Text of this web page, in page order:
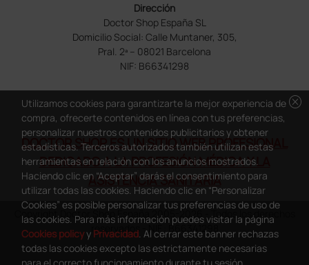
Dirección
Doctor Shop España SL
Domicilio Social: Calle Muntaner, 305,
Pral. 2ª – 08021 Barcelona
NIF: B66341298
DOCTOR SHOP ES UN SITIO WEB PROFESIONAL
DEDICADO A LA PROFESIÓN MÉDICA Y LA
ASISTENCIA SANITARIA
Copyright Doctor Shop España 2005-2026 - Todos los derechos
reservados - NIF.: B66341298
cancel
Utilizamos cookies para garantizarte la mejor experiencia de
compra, ofrecerte contenidos en línea con tus preferencias,
personalizar nuestros contenidos publicitarios y obtener
estadísticas. Terceros autorizados también utilizan estas
herramientas en relación con los anuncios mostrados.
Haciendo clic en “Aceptar” darás el consentimiento para
utilizar todas las cookies. Haciendo clic en “Personalizar
Cookies” es posible personalizar tus preferencias de uso de
las cookies. Para más información puedes visitar la página
Cookies policyy Privacidad. Al cerrar este banner rechazas
todas las cookies excepto las estrictamente necesarias